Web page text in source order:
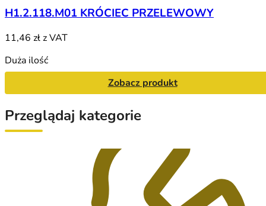
H1.2.118.M01 KRÓCIEC PRZELEWOWY
11,46 złz VAT
Duża ilość
Zobacz produkt
Przeglądaj kategorie